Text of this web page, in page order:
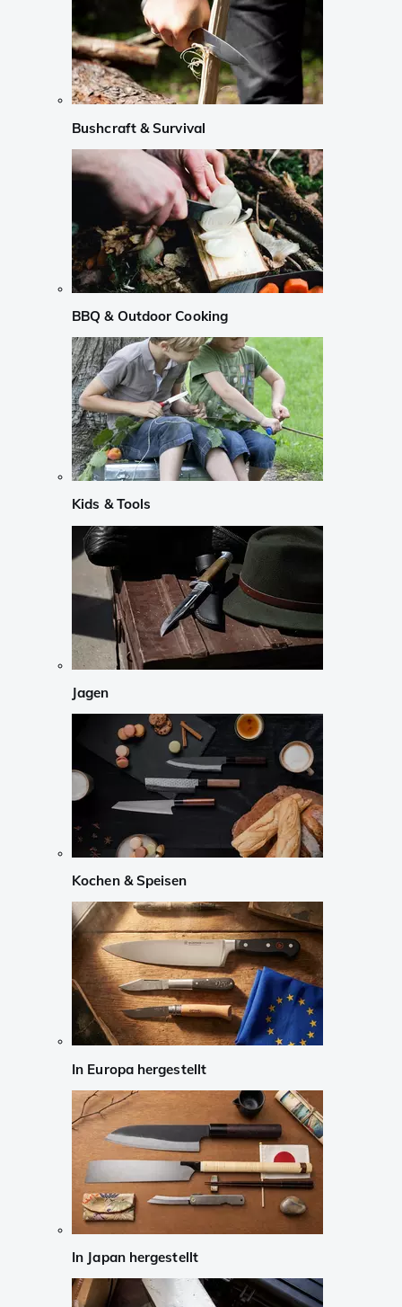
Bushcraft & Survival
BBQ & Outdoor Cooking
Kids & Tools
Jagen
Kochen & Speisen
In Europa hergestellt
In Japan hergestellt